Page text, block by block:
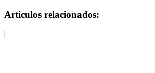
Artículos relacionados: